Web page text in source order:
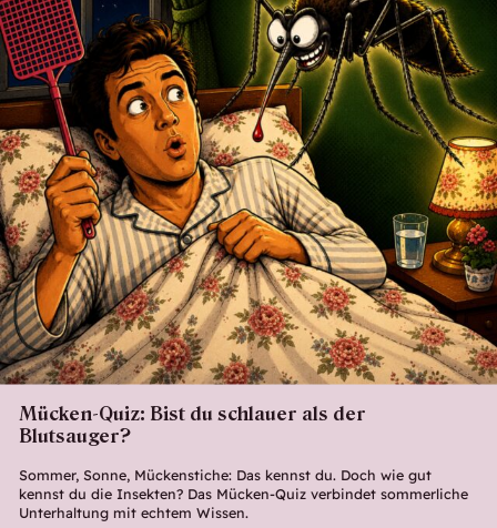
Mücken-Quiz: Bist du schlauer als der
Blutsauger?
Sommer, Sonne, Mückenstiche: Das kennst du. Doch wie gut
kennst du die Insekten? Das Mücken-Quiz verbindet sommerliche
Unterhaltung mit echtem Wissen.